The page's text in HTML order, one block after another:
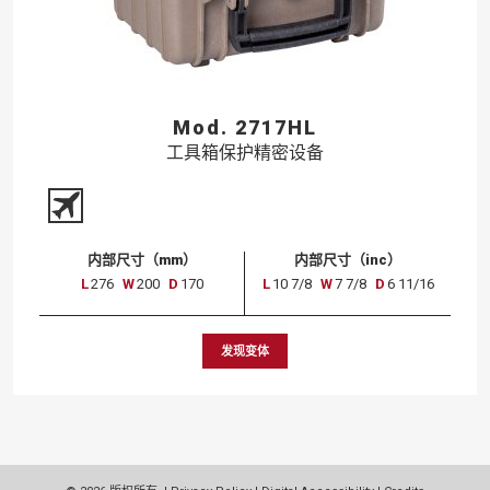
Mod. 2717HL
工具箱保护精密设备
内部尺寸（mm）
L276 W200 D 170
内部尺寸（inc）
L 10 7/8 W7 7/8 D 6 11/16
发现变体